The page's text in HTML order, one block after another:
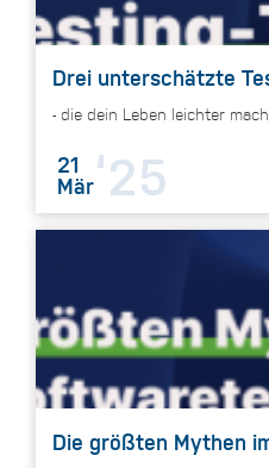
Drei unterschätzte
- die dein Leben leichter
21
Mär‘25
Die größten Mythen